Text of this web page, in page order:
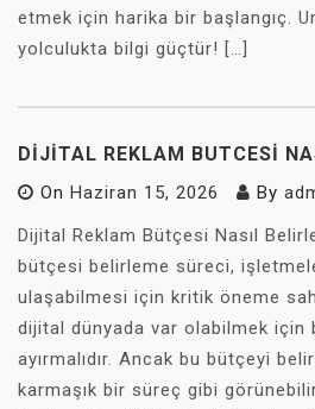
etmek için harika bir başlangıç.
yolculukta bilgi güçtür! […]
DIJITAL REKLAM BUTCESI
On Haziran 15, 2026 By
Dijital Reklam Bütçesi Nasıl
bütçesi belirleme süreci,
ulaşabilmesi için kritik öneme
dijital dünyada var olabilmek için
ayırmalıdır. Ancak bu bütçeyi
karmaşık bir süreç gibi